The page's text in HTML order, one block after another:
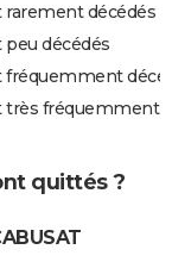
rarement décédés
décédés
fréquemment
très fréquemment
quittés ?